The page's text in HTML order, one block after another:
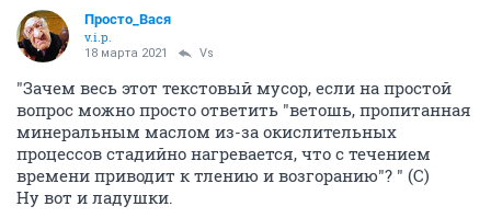
Просто_Вася
v.i.p.
18 марта 2021 Vs
"Зачем весь этот текстовый мусор, если на простой
вопрос можно просто ответить "ветошь, пропитанная
минеральным маслом из-за окислительных
процессов стадийно нагревается, что с течением
времени приводит к тлению и возгоранию"? " (С)
Ну вот и ладушки.